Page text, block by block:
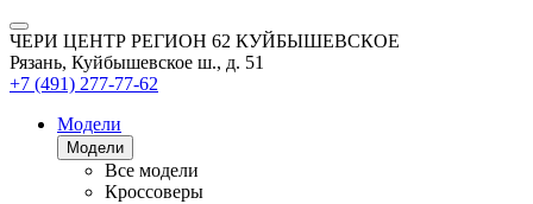
ЧЕРИ ЦЕНТР РЕГИОН 62 КУЙБЫШЕВСКОЕ
Рязань, Куйбышевское ш., д. 51
+7 (491) 277-77-62
Модели
Модели
Все модели
Кроссоверы